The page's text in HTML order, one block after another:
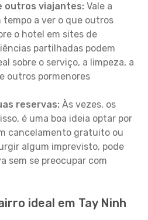
outros viajantes: Vale a
tempo a ver o que outros
o hotel em sites de
partilhadas podem
sobre o serviço, a limpeza, a
outros pormenores
reservas: Às vezes, os
é uma boa ideia optar por
cancelamento gratuito ou
algum imprevisto, pode
sem se preocupar com
ideal em Tay Ninh